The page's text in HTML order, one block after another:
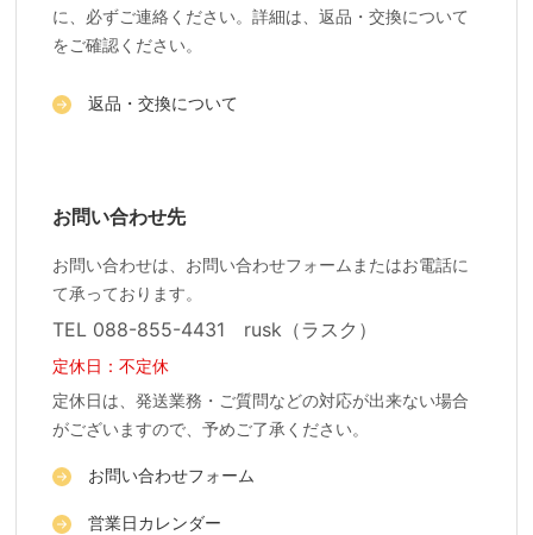
に、必ずご連絡ください。詳細は、返品・交換について
をご確認ください。
返品・交換について
お問い合わせ先
お問い合わせは、お問い合わせフォームまたはお電話に
て承っております。
TEL 088-855-4431 rusk（ラスク）
定休日：不定休
定休日は、発送業務・ご質問などの対応が出来ない場合
がございますので、予めご了承ください。
お問い合わせフォーム
営業日カレンダー